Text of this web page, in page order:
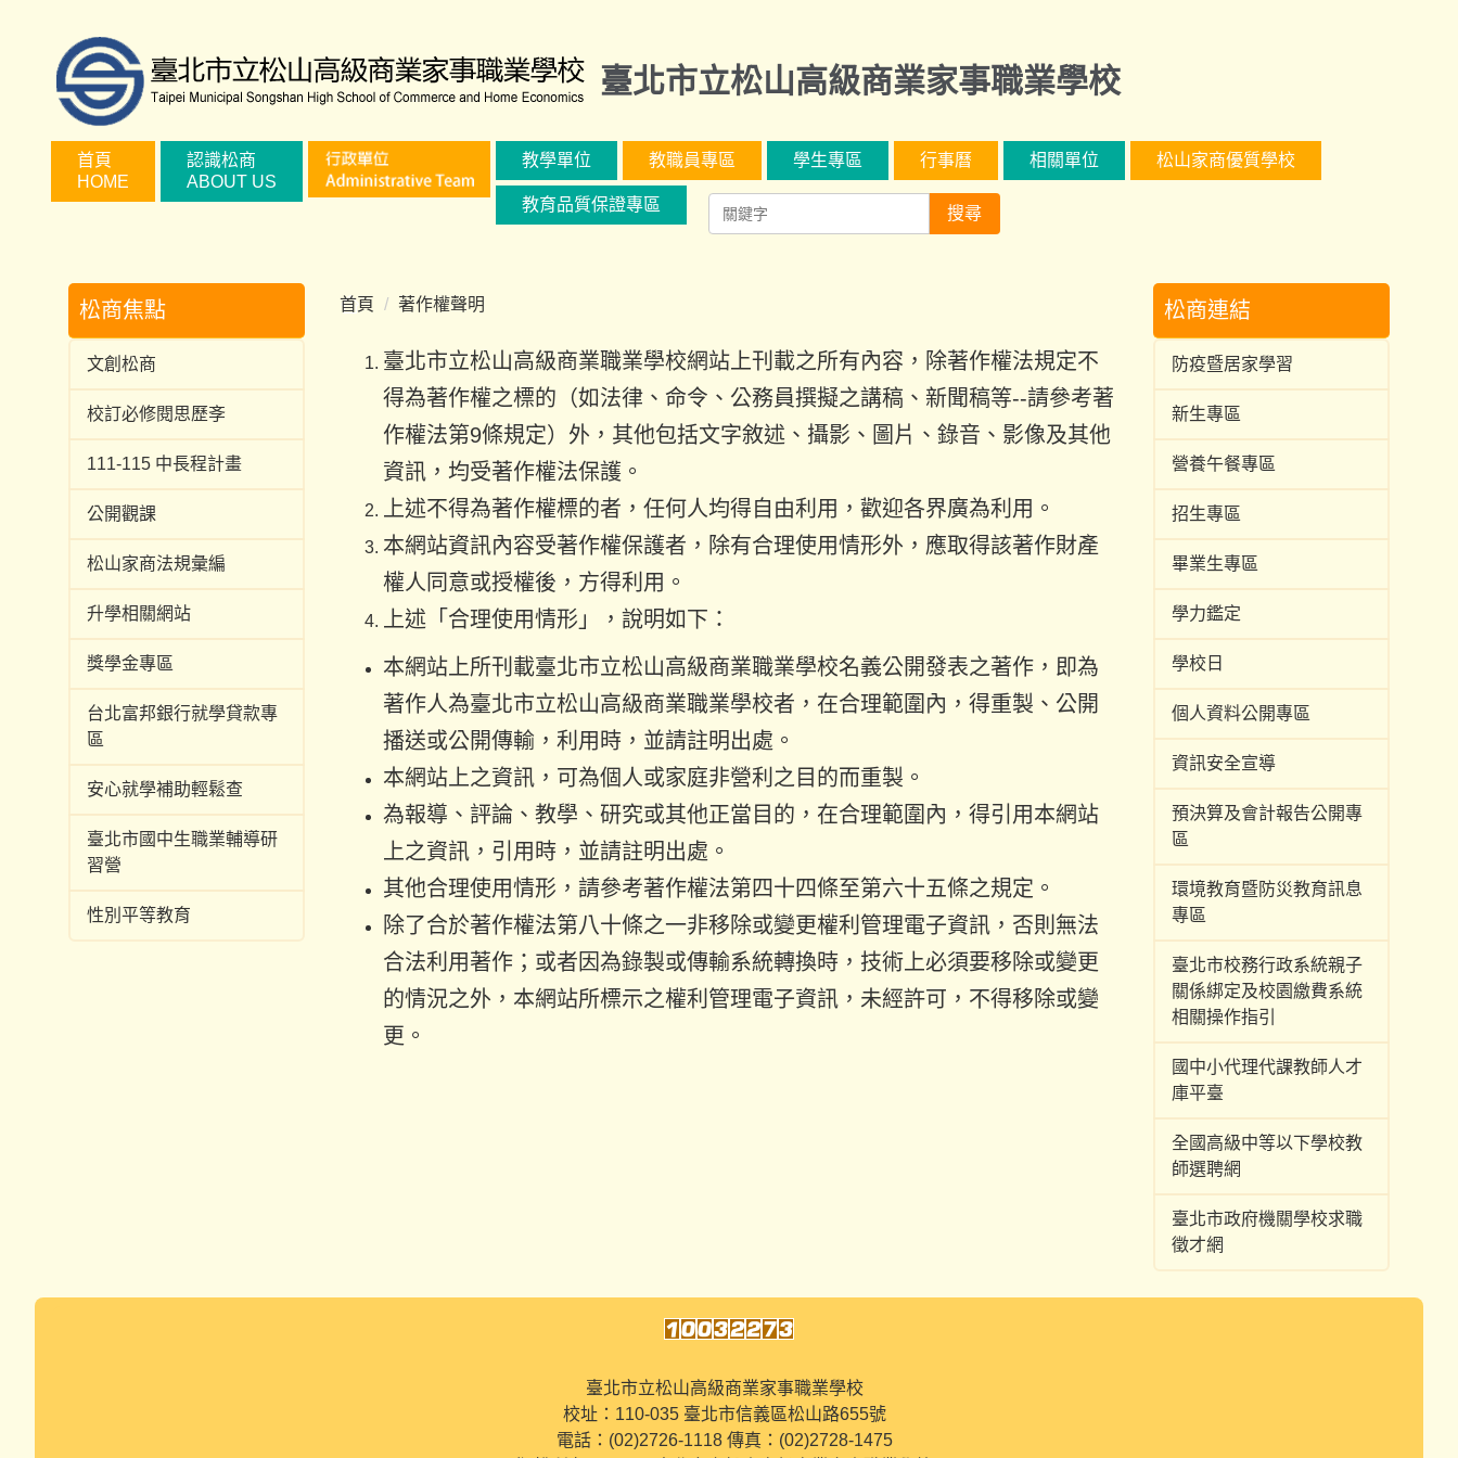
臺北市立松山高級商業家事職業學校
首頁
HOME
認識松商
ABOUT US
教學單位 教職員專區 學生專區 行事曆 相關單位 松山家商優質學校
教育品質保證專區 搜尋
松商焦點
文創松商
校訂必修閱思歷斈
111-115 中長程計畫
公開觀課
松山家商法規彙編
升學相關網站
獎學金專區
台北富邦銀行就學貸款專
區
安心就學補助輕鬆查
臺北市國中生職業輔導研
習營
性別平等教育
首頁 著作權聲明
臺北市立松山高級商業職業學校網站上刊載之所有內容，除著作權法規定不
得為著作權之標的（如法律、命令、公務員撰擬之講稿、新聞稿等--請參考著
作權法第9條規定）外，其他包括文字敘述、攝影、圖片、錄音、影像及其他
資訊，均受著作權法保護。
上述不得為著作權標的者，任何人均得自由利用，歡迎各界廣為利用。
本網站資訊內容受著作權保護者，除有合理使用情形外，應取得該著作財產
權人同意或授權後，方得利用。
上述「合理使用情形」，說明如下：
本網站上所刊載臺北市立松山高級商業職業學校名義公開發表之著作，即為
著作人為臺北市立松山高級商業職業學校者，在合理範圍內，得重製、公開
播送或公開傳輸，利用時，並請註明出處。
本網站上之資訊，可為個人或家庭非營利之目的而重製。
為報導、評論、教學、研究或其他正當目的，在合理範圍內，得引用本網站
上之資訊，引用時，並請註明出處。
其他合理使用情形，請參考著作權法第四十四條至第六十五條之規定。
除了合於著作權法第八十條之一非移除或變更權利管理電子資訊，否則無法
合法利用著作；或者因為錄製或傳輸系統轉換時，技術上必須要移除或變更
的情況之外，本網站所標示之權利管理電子資訊，未經許可，不得移除或變
更。
松商連結
防疫暨居家學習
新生專區
營養午餐專區
招生專區
畢業生專區
學力鑑定
學校日
個人資料公開專區
資訊安全宣導
預決算及會計報告公開專
區
環境教育暨防災教育訊息
專區
臺北市校務行政系統親子
關係綁定及校園繳費系統
相關操作指引
國中小代理代課教師人才
庫平臺
全國高級中等以下學校教
師選聘網
臺北市政府機關學校求職
徵才網
臺北市立松山高級商業家事職業學校
校址：110-035 臺北市信義區松山路655號
電話：(02)2726-1118 傳真：(02)2728-1475